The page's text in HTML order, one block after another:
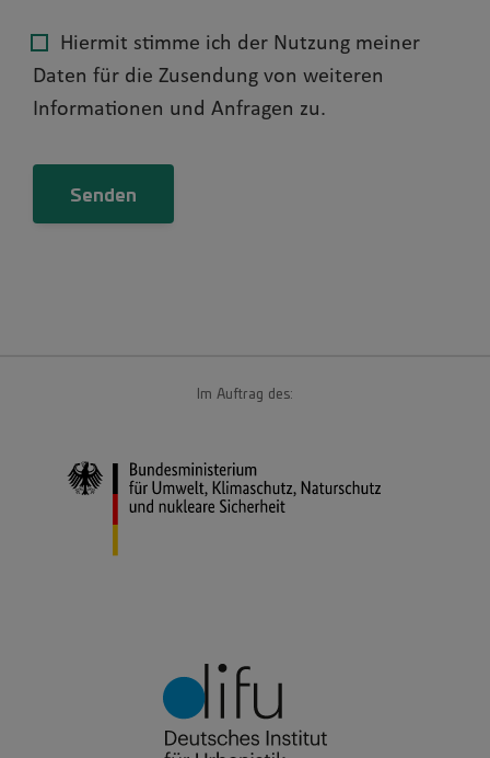
Hiermit stimme ich der Nutzung meiner
Daten für die Zusendung von weiteren
Informationen und Anfragen zu.
Im Auftrag des: